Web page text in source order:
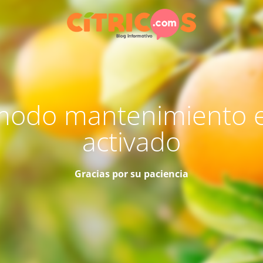
mantenimiento
activado
Gracias por su paciencia